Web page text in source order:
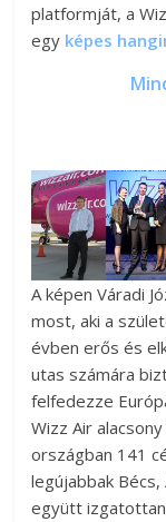
platformját, a
egy képes
A képen Váradi
most, aki a
évben erős és
utas számára
felfedezze
Wizz Air
országban 141
legújabbak
együtt